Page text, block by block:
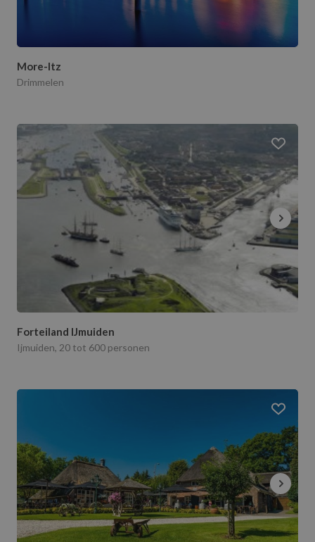
More-Itz
Drimmelen
Forteiland IJmuiden
Ijmuiden, 20 tot 600 personen